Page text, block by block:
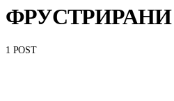
1 POST